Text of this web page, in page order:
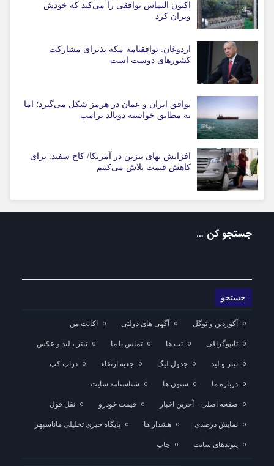
اکنون التماس توافقی را می‌کند که خودش
ویران کرد
اردوغان: توافقنامه مکه پذیرای مشارکت
کشورهای دوست است
توافق ایران و عمان در هرمز شکل می‌گیرد؛ اما
نه مطابق خواسته دونالد ترامپ
افزایش بهای بنزین در آمریکا/ کاخ سفید: برای
کاهش قیمت تلاش می‌کنیم
جستجو کن …
آکوردین و توگل آگهی های دولتی اکانت من
تایپوگرافی تب ها تماس با ما تیتر ، لید و عکس
تیتر و لید جدول لیگ جعبه ارتقاء دراپ کپ
درباره ما ستون ها شناسنامه سایت
صفحه اصلی – آخرین اخبار قیمت خودرو نقل قول
نمایش درصدی هشدار ها پایگاه خبری تحلیلی ماناسپهر
پیوندهای سایت چاپ